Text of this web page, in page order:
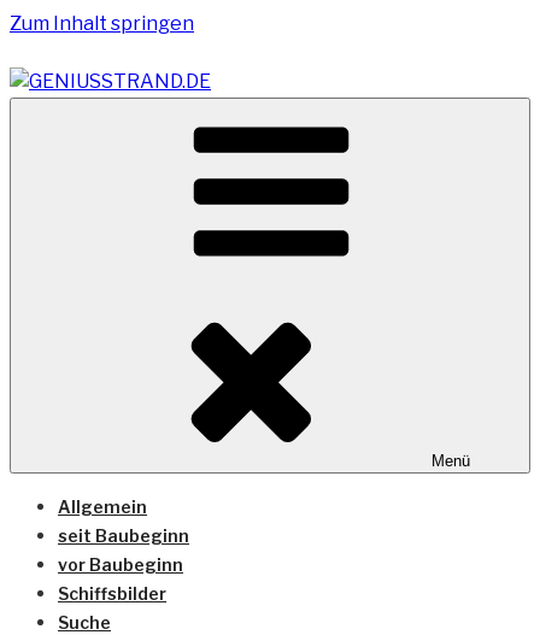
Zum Inhalt springen
GENIUSSTRAND.DE
Vom Geniusstrand zum JadeWeserPort/Container
Terminal Wilhelmshaven
Menü
Allgemein
seit Baubeginn
vor Baubeginn
Schiffsbilder
Suche